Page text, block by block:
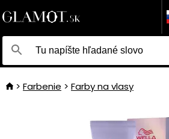
Farbenie Farby na vlasy